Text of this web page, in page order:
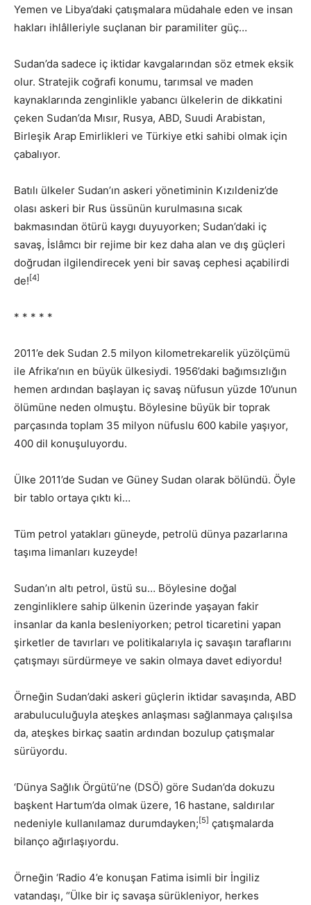
Yemen ve Libya’daki çatışmalara müdahale eden ve insan
hakları ihlâlleriyle suçlanan bir paramiliter güç…
Sudan’da sadece iç iktidar kavgalarından söz etmek eksik
olur. Stratejik coğrafi konumu, tarımsal ve maden
kaynaklarında zenginlikle yabancı ülkelerin de dikkatini
çeken Sudan’da Mısır, Rusya, ABD, Suudi Arabistan,
Birleşik Arap Emirlikleri ve Türkiye etki sahibi olmak için
çabalıyor.
Batılı ülkeler Sudan’ın askeri yönetiminin Kızıldeniz’de
olası askeri bir Rus üssünün kurulmasına sıcak
bakmasından ötürü kaygı duyuyorken; Sudan’daki iç
savaş, İslâmcı bir rejime bir kez daha alan ve dış güçleri
doğrudan ilgilendirecek yeni bir savaş cephesi açabilirdi
de! [4]
* * * * *
2011’e dek Sudan 2.5 milyon kilometrekarelik yüzölçümü
ile Afrika’nın en büyük ülkesiydi. 1956’daki bağımsızlığın
hemen ardından başlayan iç savaş nüfusun yüzde 10’unun
ölümüne neden olmuştu. Böylesine büyük bir toprak
parçasında toplam 35 milyon nüfuslu 600 kabile yaşıyor,
400 dil konuşuluyordu.
Ülke 2011’de Sudan ve Güney Sudan olarak bölündü. Öyle
bir tablo ortaya çıktı ki…
Tüm petrol yatakları güneyde, petrolü dünya pazarlarına
taşıma limanları kuzeyde!
Sudan’ın altı petrol, üstü su… Böylesine doğal
zenginliklere sahip ülkenin üzerinde yaşayan fakir
insanlar da kanla besleniyorken; petrol ticaretini yapan
şirketler de tavırları ve politikalarıyla iç savaşın taraflarını
çatışmayı sürdürmeye ve sakin olmaya davet ediyordu!
Örneğin Sudan’daki askeri güçlerin iktidar savaşında, ABD
arabuluculuğuyla ateşkes anlaşması sağlanmaya çalışılsa
da, ateşkes birkaç saatin ardından bozulup çatışmalar
sürüyordu.
‘Dünya Sağlık Örgütü’ne (DSÖ) göre Sudan’da dokuzu
başkent Hartum’da olmak üzere, 16 hastane, saldırılar
nedeniyle kullanılamaz durumdayken; [5] çatışmalarda
bilanço ağırlaşıyordu.
Örneğin ‘Radio 4’e konuşan Fatima isimli bir İngiliz
vatandaşı, “Ülke bir iç savaşa sürükleniyor, herkes